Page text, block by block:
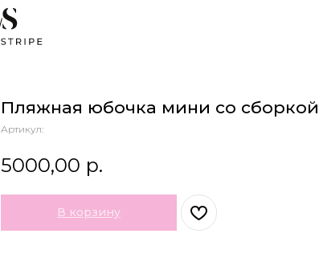
Пляжная юбочка мини со
Артикул:
5000,00 р.
В корзину